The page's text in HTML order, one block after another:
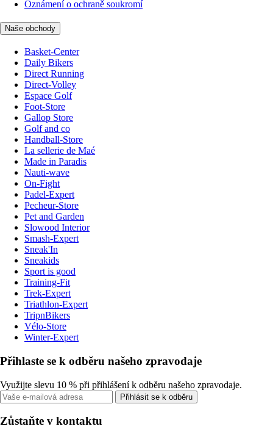
Oznámení o ochraně soukromí
Naše obchody
Basket-Center
Daily Bikers
Direct Running
Direct-Volley
Espace Golf
Foot-Store
Gallop Store
Golf and co
Handball-Store
La sellerie de Maé
Made in Paradis
Nauti-wave
On-Fight
Padel-Expert
Pecheur-Store
Pet and Garden
Slowood Interior
Smash-Expert
Sneak'In
Sneakids
Sport is good
Training-Fit
Trek-Expert
Triathlon-Expert
TripnBikers
Vélo-Store
Winter-Expert
Přihlaste se k odběru našeho zpravodaje
Využijte slevu 10 % při přihlášení k odběru našeho zpravodaje.
Přihlásit se k odběru
Zůstaňte v kontaktu